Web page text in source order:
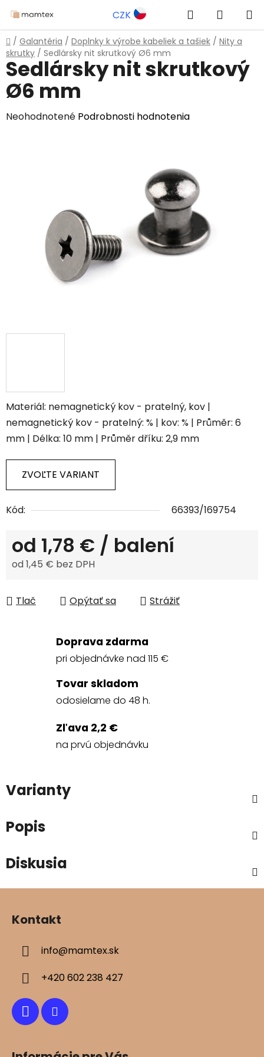
na
obsah
CZK Hľadať
KOŠÍK
Domov
/ Galantéria / Doplnky k výrobe kabeliek a tašiek / Nity a
skrutky / Sedlársky nit skrutkový Ø6 mm
Materiál: nemagnetický kov - pratelný, kov |
nemagnetický kov - pratelný: % | kov: % | Průměr: 6
mm | Délka: 10 mm | Průměr dříku: 2,9 mm
ZVOĽTE VARIANT
Kód: 66393/169754
od 1,78 € / balení
od1,45 € bez DPH
Tlač
Opýtať sa Strážiť
Sedlársky nit skrutkový
Ø6 mm
Priemerné
hviezdičiek.
Neohodnotené Podrobnosti hodnotenia
Doprava zdarma
pri objednávke nad 115 €
Tovar skladom
odosielame do 48 h.
Zľava 2,2 €
na prvú objednávku
Varianty
Popis
Diskusia
Kontakt
info@mamtex.sk
+420 602 238 427